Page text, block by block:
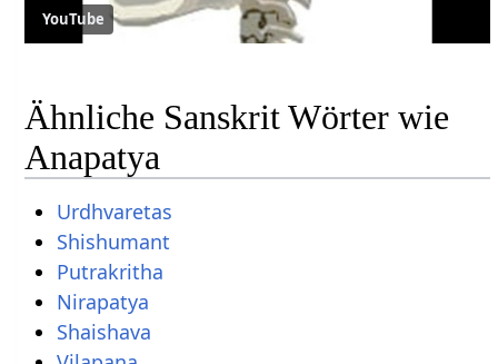
YouTube
Ähnliche Sanskrit Wörter wie
Anapatya
Urdhvaretas
Shishumant
Putrakritha
Nirapatya
Shaishava